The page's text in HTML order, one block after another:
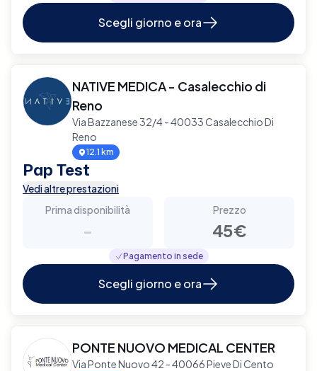
Scegli giorno e ora
NATIVE MEDICA - Casalecchio di
Reno
Via Bazzanese 32/4 - 40033 Casalecchio Di
Reno
12.1 km
Pap Test
Vedi altre prestazioni
Prima disponibilità
-
Prezzo
45€
Pagamento in sede
Scegli giorno e ora
PONTE NUOVO MEDICAL CENTER
Via Ponte Nuovo 42 - 40066 Pieve Di Cento